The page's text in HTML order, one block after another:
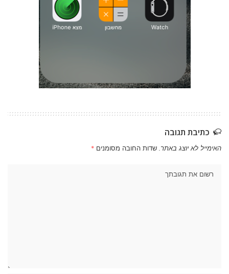
כתיבת תגובה
האימייל לא יוצג באתר. שדות החובה מסומנים *